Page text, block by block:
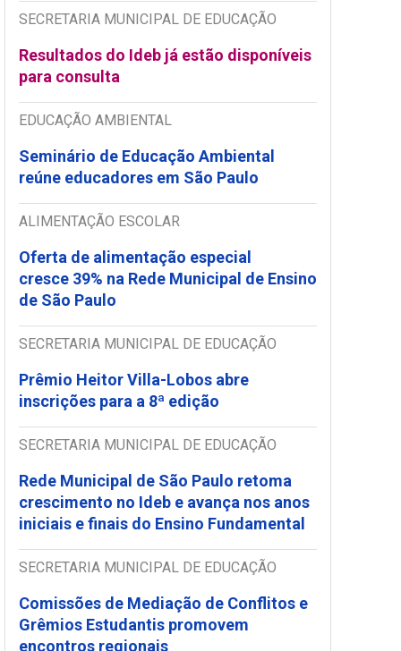
SECRETARIA MUNICIPAL DE EDUCAÇÃO
Resultados do Ideb já estão disponíveis
para consulta
EDUCAÇÃO AMBIENTAL
Seminário de Educação Ambiental
reúne educadores em São Paulo
ALIMENTAÇÃO ESCOLAR
Oferta de alimentação especial
cresce 39% na Rede Municipal de Ensino
de São Paulo
SECRETARIA MUNICIPAL DE EDUCAÇÃO
Prêmio Heitor Villa-Lobos abre
inscrições para a 8ª edição
SECRETARIA MUNICIPAL DE EDUCAÇÃO
Rede Municipal de São Paulo retoma
crescimento no Ideb e avança nos anos
iniciais e finais do Ensino Fundamental
SECRETARIA MUNICIPAL DE EDUCAÇÃO
Comissões de Mediação de Conflitos e
Grêmios Estudantis promovem
encontros regionais